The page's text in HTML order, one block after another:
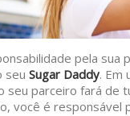
pela sua
seu Sugar Daddy. Em
seu parceiro fará de
você é responsável